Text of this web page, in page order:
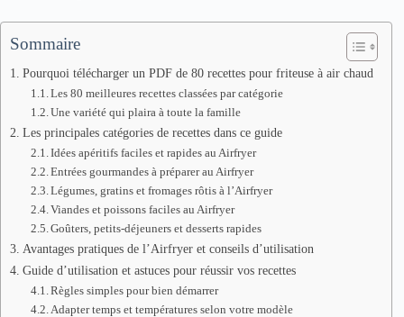
Sommaire
Pourquoi télécharger un PDF de 80 recettes pour friteuse à air chaud
Les 80 meilleures recettes classées par catégorie
Une variété qui plaira à toute la famille
Les principales catégories de recettes dans ce guide
Idées apéritifs faciles et rapides au Airfryer
Entrées gourmandes à préparer au Airfryer
Légumes, gratins et fromages rôtis à l’Airfryer
Viandes et poissons faciles au Airfryer
Goûters, petits-déjeuners et desserts rapides
Avantages pratiques de l’Airfryer et conseils d’utilisation
Guide d’utilisation et astuces pour réussir vos recettes
Règles simples pour bien démarrer
Adapter temps et températures selon votre modèle